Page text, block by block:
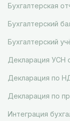
Бухгалтерская
Бухгалтерский
Бухгалтерский
Декларация УСН
Декларация по
Декларация по
Интеграция